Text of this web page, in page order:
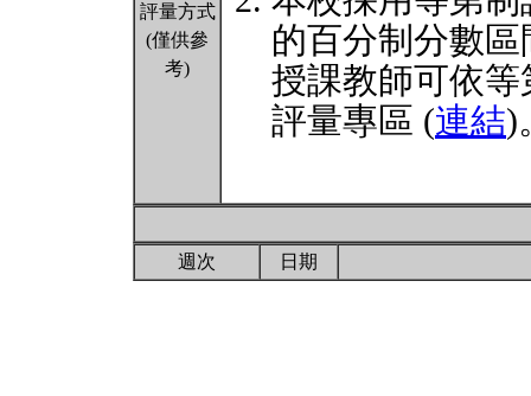
評量方式
(僅供參
考)
的百分制分數
授課教師可依
評量專區 (連結)
週次 日期